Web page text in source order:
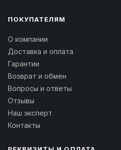
ПОКУПАТЕЛЯМ
О компании
Доставка и оплата
Гарантии
Возврат и обмен
Вопросы и ответы
Отзывы
Наш эксперт
Контакты